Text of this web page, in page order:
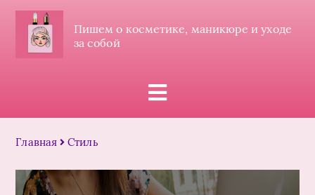
Пишем о косметике, маникюре и уходе
за собой
Главная Стиль